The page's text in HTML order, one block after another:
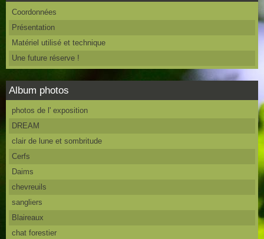
Coordonnées
Présentation
Matériel utilisé et technique
Une future réserve !
Album photos
photos de l' exposition
DREAM
clair de lune et sombritude
Cerfs
Daims
chevreuils
sangliers
Blaireaux
chat forestier